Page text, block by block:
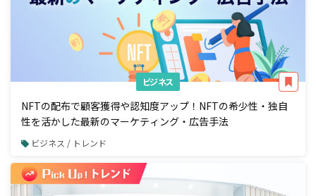
ビジネス
NFTの配布で顧客獲得や認知度アップ！NFTの希少性・独自
性を活かした最新のマーケティング・広告手法
ビジネス / トレンド